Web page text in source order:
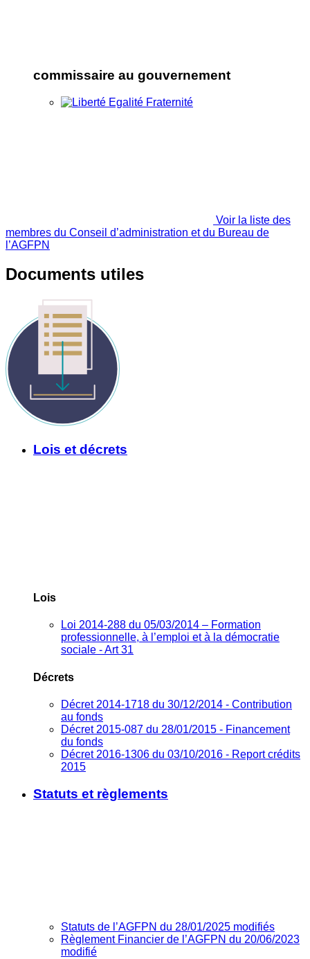
commissaire au gouvernement
Voir la liste des
membres du Conseil d’administration et du Bureau de
l’AGFPN
Documents utiles
Lois et décrets
Lois
Loi 2014-288 du 05/03/2014 – Formation
professionnelle, à l’emploi et à la démocratie
sociale - Art 31
Décrets
Décret 2014-1718 du 30/12/2014 - Contribution
au fonds
Décret 2015-087 du 28/01/2015 - Financement
du fonds
Décret 2016-1306 du 03/10/2016 - Report crédits
2015
Statuts et règlements
Statuts de l’AGFPN du 28/01/2025 modifiés
Règlement Financier de l’AGFPN du 20/06/2023
modifié